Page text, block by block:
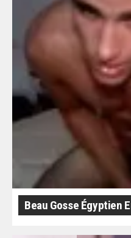
Beau Gosse Égyptien